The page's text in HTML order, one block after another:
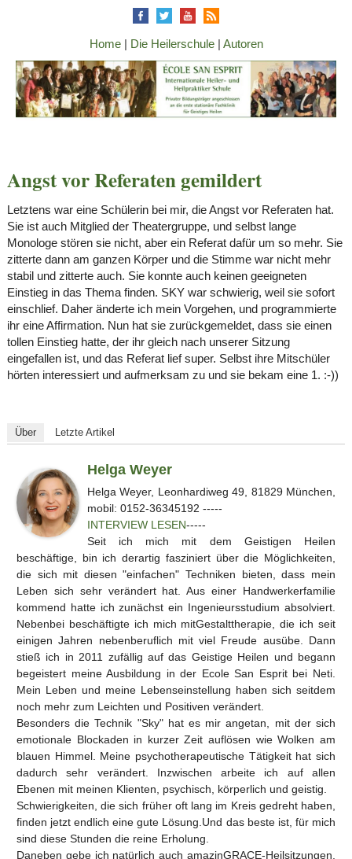
Home| Die Heilerschule| Autoren
Angst vor Referaten gemildert
Letztens war eine Schülerin bei mir, die Angst vor Referaten hat.
Sie ist auch Mitglied der Theatergruppe, und selbst lange
Monologe stören sie nicht, aber ein Referat dafür um so mehr. Sie
zitterte dann am ganzen Körper und die Stimme war nicht mehr
stabil und zitterte auch. Sie konnte auch keinen geeigneten
Einstieg in das Thema finden. SKY war schwierig, weil sie sofort
einschlief. Daher änderte ich mein Vorgehen, und programmierte
ihr eine Affirmation. Nun hat sie zurückgemeldet, dass sie einen
tollen Einstieg hatte, der ihr gleich nach unserer Sitzung
eingefallen ist, und das Referat lief super. Selbst ihre Mitschüler
hörten interessiert und aufmerksam zu und sie bekam eine 1. :-))
Über Letzte Artikel
Helga Weyer
Helga Weyer, Leonhardiweg 49, 81829 München,
mobil: 0152-36345192 -----
INTERVIEW LESEN-----
Seit ich mich mit dem Geistigen Heilen
beschäftige, bin ich derartig fasziniert über die Möglichkeiten,
die sich mit diesen "einfachen" Techniken bieten, dass mein
Leben sich sehr verändert hat. Aus einer Handwerkerfamilie
kommend hatte ich zunächst ein Ingenieursstudium absolviert.
Nebenbei beschäftigte ich mich mitGestalttherapie, die ich seit
einigen Jahren nebenberuflich mit viel Freude ausübe. Dann
stieß ich in 2011 zufällig auf das Geistige Heilen und begann
begeistert meine Ausbildung in der Ecole San Esprit bei Neti.
Mein Leben und meine Lebenseinstellung haben sich seitdem
noch mehr zum Leichten und Positiven verändert.
Besonders die Technik "Sky" hat es mir angetan, mit der sich
emotionale Blockaden in kurzer Zeit auflösen wie Wolken am
blauen Himmel. Meine psychotherapeutische Tätigkeit hat sich
dadurch sehr verändert. Inzwischen arbeite ich auf allen
Ebenen mit meinen Klienten, psychisch, körperlich und geistig.
Schwierigkeiten, die sich früher oft lang im Kreis gedreht haben,
finden jetzt endlich eine gute Lösung.Und das beste ist, für mich
sind diese Stunden die reine Erholung.
Daneben gebe ich natürlich auch amazinGRACE-Heilsitzungen,